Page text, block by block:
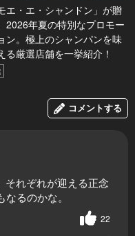
エ・エ・シャンドン」が贈
2026年夏の特別なプロモー
ン。極上のシャンパンを味
る厳選店舗を一挙紹介！
コメントする
それぞれが迎える正念
るのかな。
22